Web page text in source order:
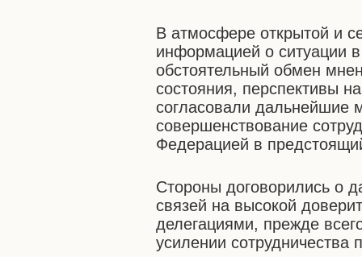
В атмосфере открытой и
информацией о ситуации
обстоятельный обмен
состояния, перспективы
согласовали дальнейшие
совершенствование
Федерацией в
Стороны договорились о
связей на высокой
делегациями, прежде
усилении